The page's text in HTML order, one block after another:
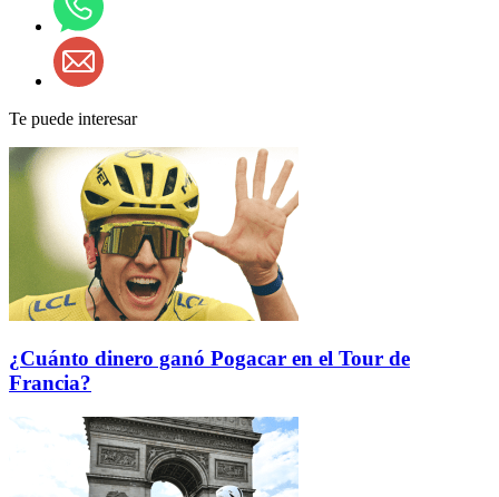
Te puede interesar
¿Cuánto dinero ganó Pogacar en el Tour de
Francia?